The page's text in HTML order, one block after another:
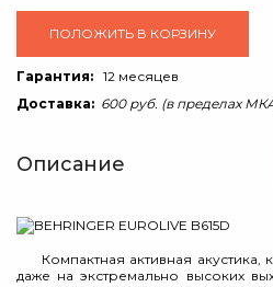
ПОЛОЖИТЬ В КОРЗИНУ
Гарантия: 12 месяцев
Доставка: 600 руб. (в пределах
Описание
Компактная активная акустика,
даже на экстремально высоких